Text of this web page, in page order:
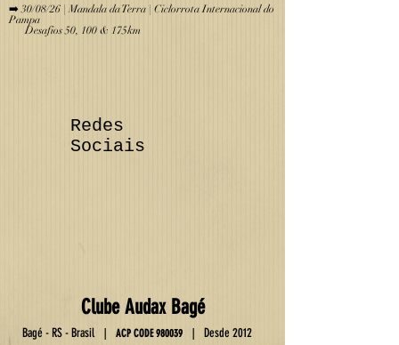
➡️ 30/08/26 | Mandala da Terra | Ciclorrota Internacional do
Pampa
Desafios 50, 100 & 175km
Redes
Sociais
ClubeAudax Bagé
Bagé - RS - Brasil|ACP CODE980039 |Desde 2012